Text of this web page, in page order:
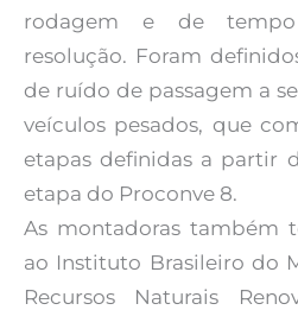
rodagem e de tempo
resolução. Foram
de ruído de passagem a
veículos pesados, que
etapas definidas a partir
etapa do Proconve 8.
As montadoras também
ao Instituto Brasileiro do
Recursos Naturais